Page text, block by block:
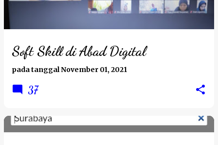
Soft Skill di Abad Digital
pada tanggalNovember 01, 2021
37